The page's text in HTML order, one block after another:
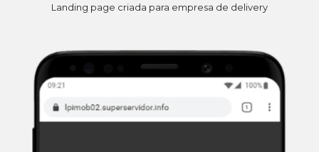
Landing page criada para empresa de delivery